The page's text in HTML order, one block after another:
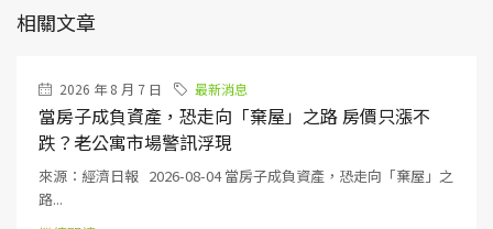
相關文章
2026 年 8 月 7 日 最新消息
當房子成負資產，恐走向「棄屋」之路 房價只漲不
跌？老公寓市場警訊浮現
來源：經濟日報 2026-08-04 當房子成負資產，恐走向「棄屋」之
路...